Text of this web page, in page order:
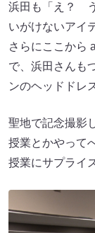
浜田も「え？
いがけないアイ
さらにここから
で、浜田さんも
ンのヘッドドレ
聖地で記念撮影
授業とかやって
授業にサプライ